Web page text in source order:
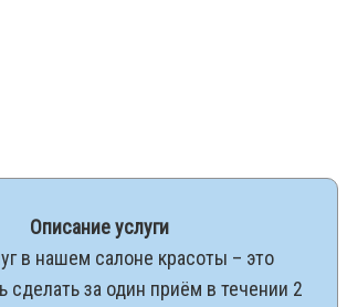
Описание услуги
в нашем салоне красоты – это
сделать за один приём в течении 2